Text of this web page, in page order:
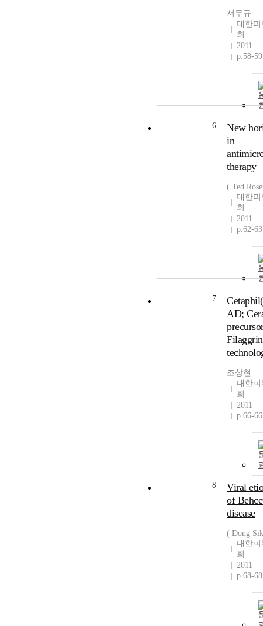
서무규
대한
회
2011
p.58-59
6
New
in
therapy
( Ted
대한
회
2011
p.62-63
7
AD;
Filaggrin
조상현
대한
회
2011
p.66-66
8
Viral
of
disease
( Dong
대한
회
2011
p.68-68